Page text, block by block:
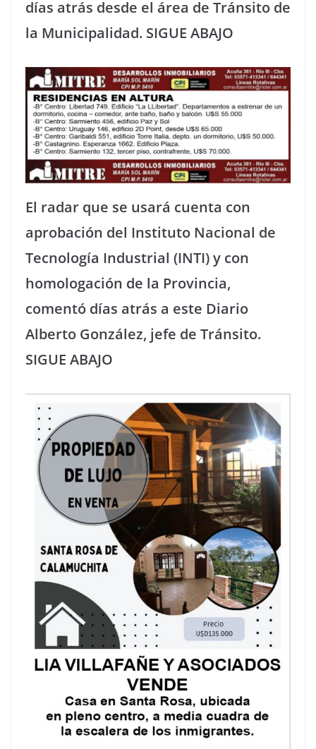
días atrás desde el área de Tránsito de
la Municipalidad. SIGUE ABAJO
El radar que se usará cuenta con
aprobación del Instituto Nacional de
Tecnología Industrial (INTI) y con
homologación de la Provincia,
comentó días atrás a este Diario
Alberto González, jefe de Tránsito.
SIGUE ABAJO